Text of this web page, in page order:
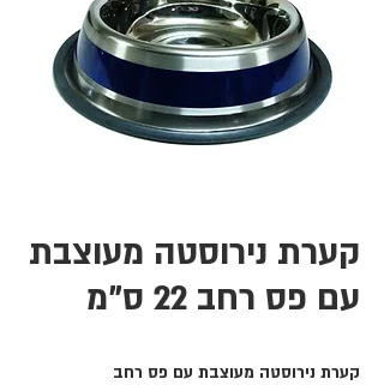
קערת נירוסטה מעוצבת
עם פס רחב 22 ס"מ
קערת נירוסטה מעוצבת עם פס רחב